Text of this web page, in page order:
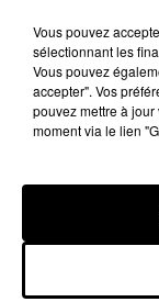
23 août 2024 - 1
L'AGENDA
Vous pouvez
sélectionnant les
Vous pouvez
accepter". Vos
pouvez mettre à
moment via le lien